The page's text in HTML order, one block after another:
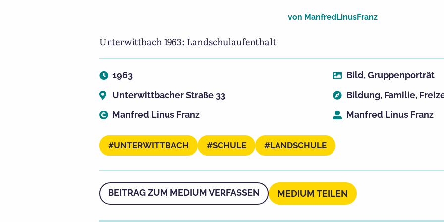
von ManfredLinusFranz
Unterwittbach 1963: Landschulaufenthalt
1963
Unterwittbacher Straße 33
Bild,Gruppenporträt
Bildung, Familie,
Manfred Linus Franz
Manfred Linus Franz
UNTERWITTBACH SCHULE LANDSCHULE
BEITRAG ZUM MEDIUM VERFASSEN MEDIUM TEILEN